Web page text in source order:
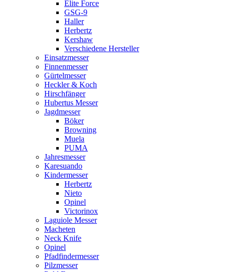
Elite Force
GSG-9
Haller
Herbertz
Kershaw
Verschiedene Hersteller
Einsatzmesser
Finnenmesser
Gürtelmesser
Heckler & Koch
Hirschfänger
Hubertus Messer
Jagdmesser
Böker
Browning
Muela
PUMA
Jahresmesser
Karesuando
Kindermesser
Herbertz
Nieto
Opinel
Victorinox
Laguiole Messer
Macheten
Neck Knife
Opinel
Pfadfindermesser
Pilzmesser